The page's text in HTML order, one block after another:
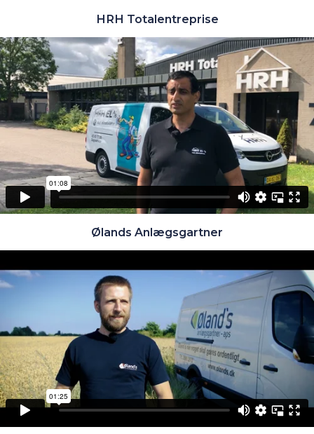
HRH Totalentreprise
Ølands Anlægsgartner